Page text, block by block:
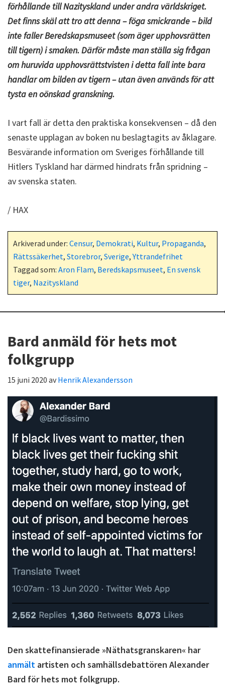
förhållande till Nazityskland under andra världskriget.
Det finns skäl att tro att denna – föga smickrande – bild
inte faller Beredskapsmuseet (som äger upphovsrätten
till tigern) i smaken. Därför måste man ställa sig frågan
om huruvida upphovsrättstvisten i detta fall inte bara
handlar om bilden av tigern – utan även används för att
tysta en oönskad granskning.
I vart fall är detta den praktiska konsekvensen – då den
senaste upplagan av boken nu beslagtagits av åklagare.
Besvärande information om Sveriges förhållande till
Hitlers Tyskland har därmed hindrats från spridning –
av svenska staten.
/ HAX
Arkiverad under: Censur, Demokrati, Kultur, Propaganda,
Rättssäkerhet, Storebror, Sverige,Yttrandefrihet
Taggad som: Aron Flam, Beredskapsmuseet, En svensk
tiger, Nazityskland
Bard anmäld för hets mot
folkgrupp
15 juni 2020 avHenrik Alexandersson
Den skattefinansierade »Näthatsgranskaren« har
anmält artisten och samhällsdebattören Alexander
Bard för hets mot folkgrupp.